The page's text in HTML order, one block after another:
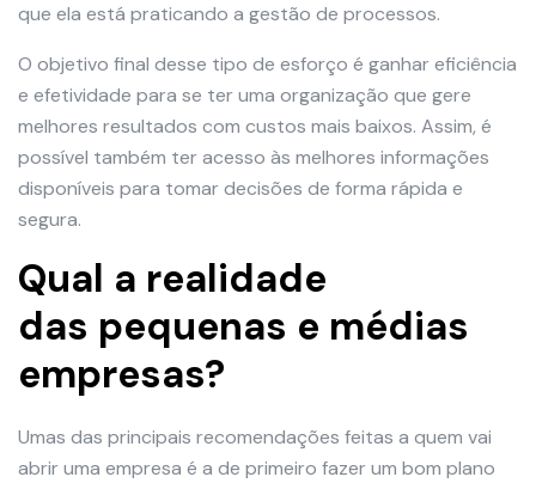
que ela está praticando a gestão de processos.
O objetivo final desse tipo de esforço é ganhar eficiência
e efetividade para se ter uma organização que gere
melhores resultados com custos mais baixos. Assim, é
possível também ter acesso às melhores informações
disponíveis para tomar decisões de forma rápida e
segura.
Qual a realidade
das pequenas e médias
empresas?
Umas das principais recomendações feitas a quem vai
abrir uma empresa é a de primeiro fazer um bom plano